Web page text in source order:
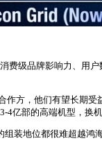
费级品牌影响力、用
方，他们有望长期
亿部的高端机型，换
装地位都很难超越鸿